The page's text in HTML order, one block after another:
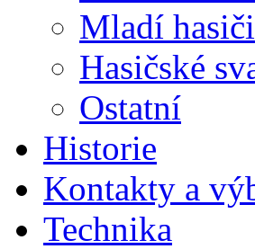
Mladí hasiči
Hasičské
Ostatní
Historie
Kontakty a
Technika